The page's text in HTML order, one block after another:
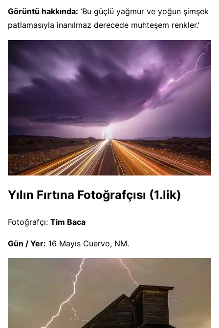
Görüntü hakkında: ‘Bu güçlü yağmur ve yoğun şimşek
patlamasıyla inanılmaz derecede muhteşem renkler.’
Yılın Fırtına Fotoğrafçısı (1.lik)
Fotoğrafçı: Tim Baca
Gün / Yer: 16 Mayıs Cuervo, NM.